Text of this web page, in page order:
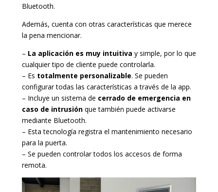
Bluetooth.
Además, cuenta con otras características que merece
la pena mencionar.
– La aplicación es muy intuitiva y simple, por lo que
cualquier tipo de cliente puede controlarla.
– Es totalmente personalizable. Se pueden
configurar todas las características a través de la app.
– Incluye un sistema de cerrado de emergencia en
caso de intrusiónque también puede activarse
mediante Bluetooth.
– Esta tecnología registra el mantenimiento necesario
para la puerta.
– Se pueden controlar todos los accesos de forma
remota.